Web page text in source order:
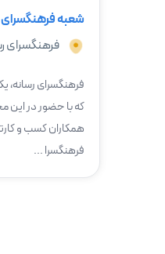
شعبه فرهنگسرای
فرهنگسرای
فرهنگسرای رسانه،
که با حضور در این
همکاران کسب و
فرهنگسرا ...